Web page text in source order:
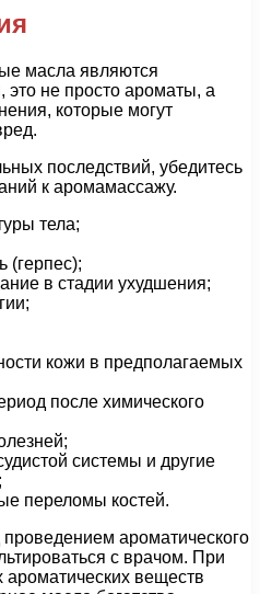
масла являются
это не просто ароматы, а
которые могут
последствий, убедитесь
к аромамассажу.
тела;
(герпес);
в стадии ухудшения;
кожи в предполагаемых
после химического
системы и другие
переломы костей.
ароматического
с врачом. При
веществ